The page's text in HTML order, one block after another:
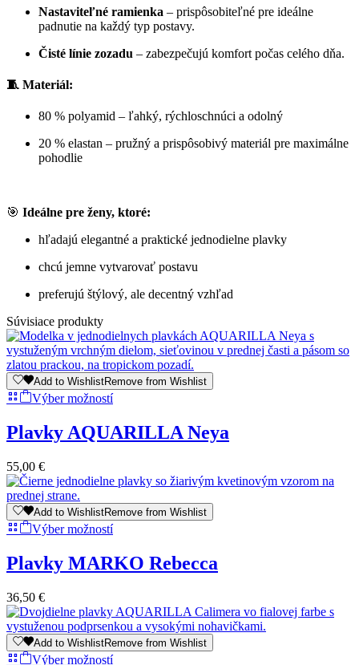
Nastaviteľné ramienka – prispôsobiteľné pre ideálne
padnutie na každý typ postavy.
Čisté línie zozadu – zabezpečujú komfort počas celého dňa.
🧵 Materiál:
80 % polyamid – ľahký, rýchloschnúci a odolný
20 % elastan – pružný a prispôsobivý materiál pre maximálne
pohodlie
🎯 Ideálne pre ženy, ktoré:
hľadajú elegantné a praktické jednodielne plavky
chcú jemne vytvarovať postavu
preferujú štýlový, ale decentný vzhľad
Súvisiace produkty
Add to WishlistRemove from Wishlist
Výber možnostíThis
has
multiple
options
be
chosen
the
product
Plavky AQUARILLA Neya
55,00 €
Add to WishlistRemove from Wishlist
Výber možnostíThis
has
multiple
options
may
be
chosen
Plavky MARKO Rebecca
36,50 €
Add to WishlistRemove from Wishlist
Výber možnostíThis